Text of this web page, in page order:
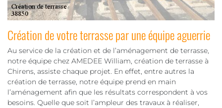
Création de votre terrasse par une équipe aguerrie
Au service de la création et de l’aménagement de terrasse,
notre équipe chez AMEDEE William, création de terrasse à
Chirens, assiste chaque projet. En effet, entre autres la
création de terrasse, notre équipe prend en main
l’aménagement afin que les résultats correspondent à vos
besoins. Quelle que soit l’ampleur des travaux à réaliser,